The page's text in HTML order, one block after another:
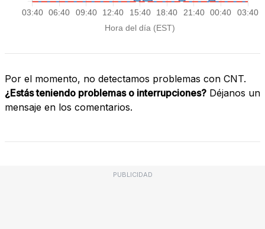
Por el momento, no detectamos problemas con CNT.
¿Estás teniendo problemas o interrupciones? Déjanos un
mensaje en los comentarios.
PUBLICIDAD